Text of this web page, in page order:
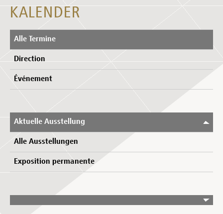
KALENDER
Alle Termine
Direction
Événement
Aktuelle Ausstellung
Alle Ausstellungen
Exposition permanente